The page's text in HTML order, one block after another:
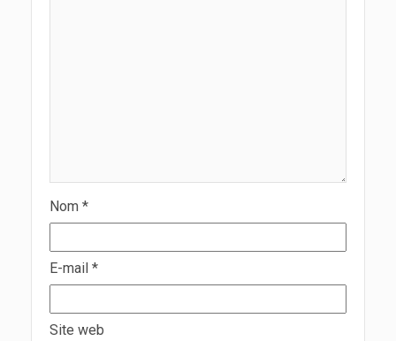
Nom *
E-mail *
Site web